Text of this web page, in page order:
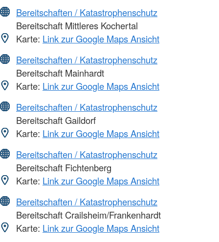
Bereitschaften / Katastrophenschutz
Bereitschaft Mittleres Kochertal
Karte: Link zur Google Maps Ansicht
Bereitschaften / Katastrophenschutz
Bereitschaft Mainhardt
Karte: Link zur Google Maps Ansicht
Bereitschaften / Katastrophenschutz
Bereitschaft Gaildorf
Karte: Link zur Google Maps Ansicht
Bereitschaften / Katastrophenschutz
Bereitschaft Fichtenberg
Karte: Link zur Google Maps Ansicht
Bereitschaften / Katastrophenschutz
Bereitschaft Crailsheim/Frankenhardt
Karte: Link zur Google Maps Ansicht